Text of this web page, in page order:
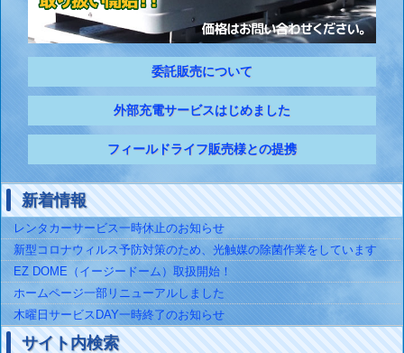
委託販売について
外部充電サービスはじめました
フィールドライフ販売様との提携
新着情報
レンタカーサービス一時休止のお知らせ
新型コロナウィルス予防対策のため、光触媒の除菌作業をしています
EZ DOME（イージードーム）取扱開始！
ホームページ一部リニューアルしました
木曜日サービスDAY一時終了のお知らせ
サイト内検索